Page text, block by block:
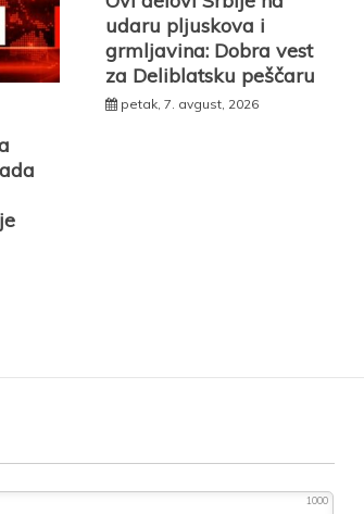
udaru pljuskova i
grmljavina: Dobra vest
za Deliblatsku peščaru
petak, 7. avgust, 2026
1000